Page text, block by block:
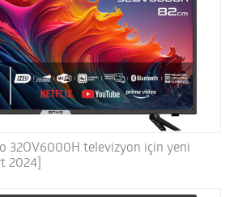
32OV6000H televizyon için yeni
2024]